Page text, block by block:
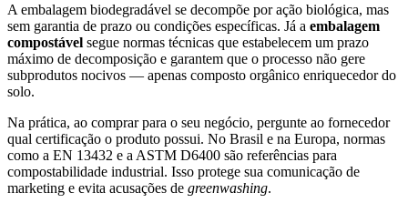
A embalagem biodegradável se decompõe por ação biológica, mas
sem garantia de prazo ou condições específicas. Já a embalagem
compostável segue normas técnicas que estabelecem um prazo
máximo de decomposição e garantem que o processo não gere
subprodutos nocivos — apenas composto orgânico enriquecedor do
solo.
Na prática, ao comprar para o seu negócio, pergunte ao fornecedor
qual certificação o produto possui. No Brasil e na Europa, normas
como a EN 13432 e a ASTM D6400 são referências para
compostabilidade industrial. Isso protege sua comunicação de
marketing e evita acusações de greenwashing.